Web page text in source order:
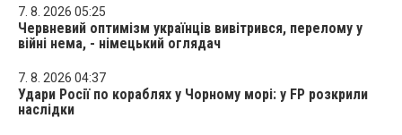
7. 8. 2026 05:25
Червневий оптимізм українців вивітрився, перелому у
війні нема, - німецький оглядач
7. 8. 2026 04:37
Удари Росії по кораблях у Чорному морі: у FP розкрили
наслідки